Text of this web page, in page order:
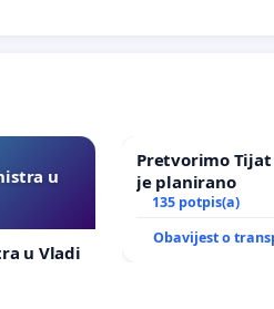
u
u Vladi
Pretvorimo
je planirano
135 potpis(a)
Obavijest o